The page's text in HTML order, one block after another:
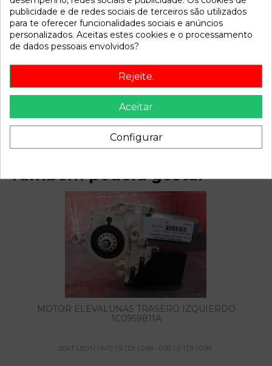
Referência 810614
Disponível a partir de: 2022-04-07
Descrição
Recambio de pinza freno delantera derecha para seat leon
(1m1) 1.9 tdi | 0.99 - 0.06 1.9 tdi | 0.99 - 0.06 referencia OEM
Também poderá gostar
MOTOR ELEVALUNAS TRASERO IZQUIERDO
1C0959811A
SEAT LEON (1M1) 1.9 TDI | 0.99 - 0.06 1.9 TDI | 0.99...
publicidade e de redes sociais de terceiros são utilizados
para te oferecer funcionalidades sociais e anúncios
personalizados. Aceitas estes cookies e o processamento
de dados pessoais envolvidos?
Rejeite.
Aceitar
Configurar